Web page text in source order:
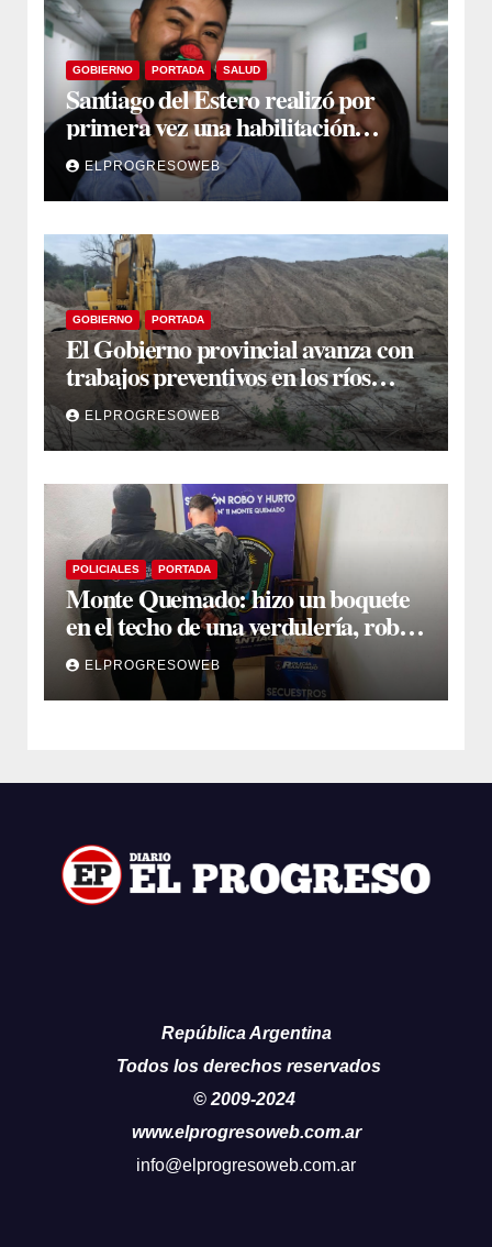
GOBIERNO PORTADA SALUD
Santiago del Estero realizó por
primera vez una habilitación
auditiva con vincha de conducción
óseaELPROGRESOWEB
GOBIERNO PORTADA
El Gobierno provincial avanza con
trabajos preventivos en los ríos
Dulce y Salado y en los Bajos
Submeridionales
ELPROGRESOWEB
POLICIALES PORTADA
Monte Quemado: hizo un boquete
en el techo de una verdulería, robó
$800.000 y cayó tras ser filmado
ELPROGRESOWEB
República Argentina
Todos los derechos reservados
© 2009-2024
www.elprogresoweb.com.ar
info@elprogresoweb.com.ar